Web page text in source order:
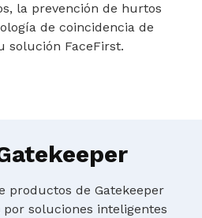
la prevención de hurtos
de coincidencia de
solución FaceFirst.
productos de Gatekeeper
soluciones inteligentes